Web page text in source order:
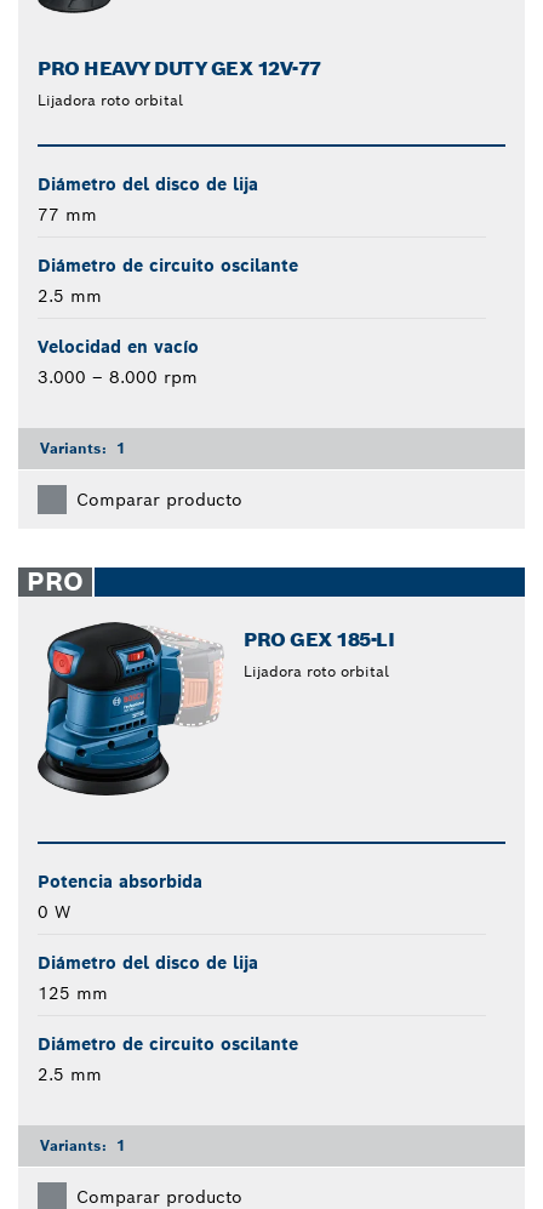
PRO HEAVY DUTY GEX 12V-77
Lijadora roto orbital
Diámetro del disco de lija
77 mm
Diámetro de circuito oscilante
2.5 mm
Velocidad en vacío
3.000 – 8.000 rpm
Variants: 1
Comparar producto
PRO
PRO GEX 185-LI
Lijadora roto orbital
Potencia absorbida
0 W
Diámetro del disco de lija
125 mm
Diámetro de circuito oscilante
2.5 mm
Variants: 1
Comparar producto